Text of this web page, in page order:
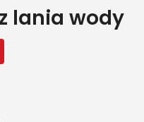
lania wody